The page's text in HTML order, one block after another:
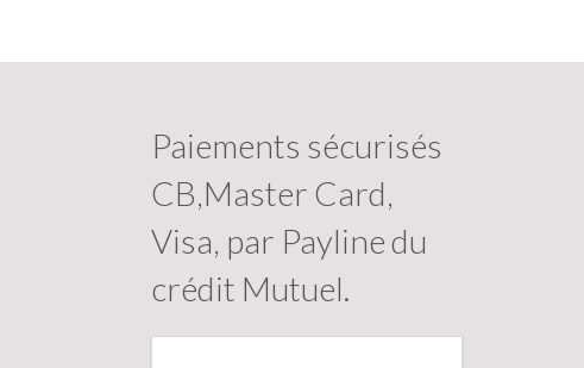
Paiements sécurisés
CB,Master Card,
Visa, par Payline du
crédit Mutuel.